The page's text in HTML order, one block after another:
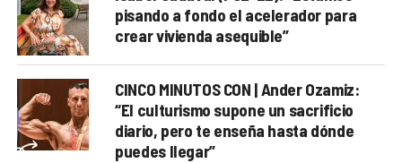
pisando a fondo el acelerador para
crear vivienda asequible”
CINCO MINUTOS CON | Ander Ozamiz:
“El culturismo supone un sacrificio
diario, pero te enseña hasta dónde
puedes llegar”